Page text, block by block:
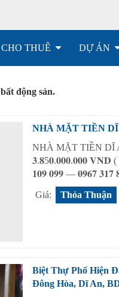
CHO THUÊ DỰ ÁN
bất động sản.
NHÀ MẶT TIỀN DĨ
NHÀ MẶT TIỀN DĨ
𝟑.𝟖5𝟎.𝟎𝟎𝟎.𝟎𝟎𝟎 𝐕𝐍𝐃 (
𝟏𝟎𝟗 𝟎𝟗𝟗 — 𝟎𝟗𝟔𝟕 𝟑𝟏𝟕
Giá: Thỏa Thuận
Biệt Thự Phố Hiện
Đông Hòa, Dĩ An,